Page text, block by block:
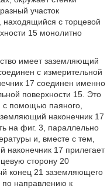
участок
находящийся с торцевой
15 монолитно
имеет заземляющий
с измерительной
17 соединен именно
поверхности 15. Это
помощью паяного,
наконечник 17
на фиг. 3, параллельно
и, вместе с тем,
наконечник 17 прилегает
сторону 20
конец 21 заземляющего
по направлению к